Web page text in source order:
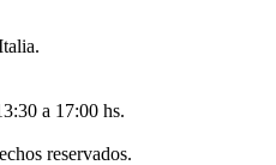
a 17:00 hs.
reservados.